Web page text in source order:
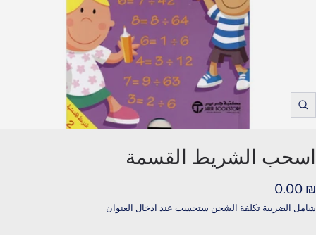
Zoom
السعر
المخفَّض
₪ 0.00
شامل الضريبة تكلفة الشحن ستحسب عند ادخال العنوان